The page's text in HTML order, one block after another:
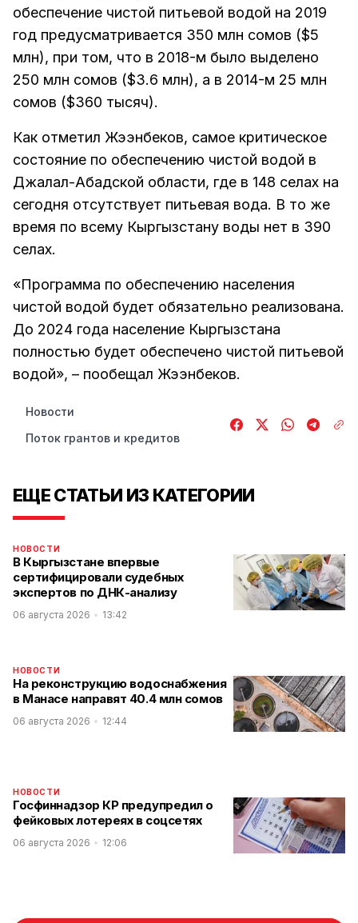
обеспечение чистой питьевой водой на 2019
год предусматривается 350 млн сомов ($5
млн), при том, что в 2018-м было выделено
250 млн сомов ($3.6 млн), а в 2014-м 25 млн
сомов ($360 тысяч).
Как отметил Жээнбеков, самое критическое
состояние по обеспечению чистой водой в
Джалал-Абадской области, где в 148 селах на
сегодня отсутствует питьевая вода. В то же
время по всему Кыргызстану воды нет в 390
селах.
«Программа по обеспечению населения
чистой водой будет обязательно реализована.
До 2024 года население Кыргызстана
полностью будет обеспечено чистой питьевой
водой», – пообещал Жээнбеков.
Новости
Поток грантов и кредитов
ЕЩЕ СТАТЬИ ИЗ КАТЕГОРИИ
НОВОСТИ
В Кыргызстане впервые
сертифицировали судебных
экспертов по ДНК-анализу
06 августа 2026 13:42
НОВОСТИ
На реконструкцию водоснабжения
в Манасе направят 40.4 млн сомов
06 августа 2026 12:44
НОВОСТИ
Госфиннадзор КР предупредил о
фейковых лотереях в соцсетях
06 августа 2026 12:06